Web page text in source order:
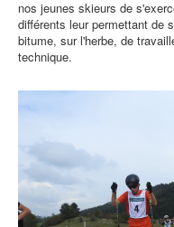
nos jeunes skieurs de
différents leur permettant de
bitume, sur l'herbe, de
technique.